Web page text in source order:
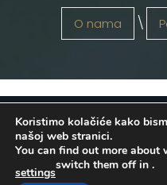
O nama
OSATINA GRUPA
byINFOS Osijek.
Koristimo kolačiće kako
našoj web stranici.
You can find out more about
switch them off in
settings
.